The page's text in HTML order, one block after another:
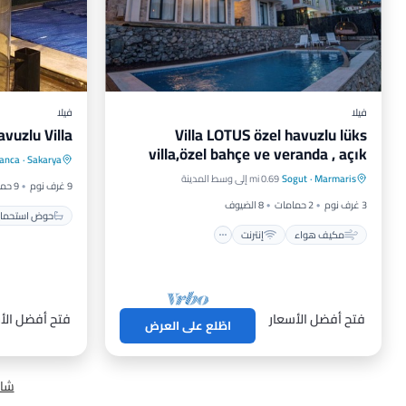
فيلا
Villa LOTUS özel havuzlu lüks
villa,özel bahçe ve veranda , açık
alanda, veranda
Marmaris
·
Sogut0.69 mi إلى وسط المدينة
3 غرف نوم
2 حمامات
8 الضيوف
مكيف هواء
إنترنت
مكيف هواء
إنترنت
مناسب للأطفال
غسيل ملابس
فتح أفضل الأسعار اطّلع على العرض
فيلا
Villa
Sakarya
·
9 غرف نوم
9 حمامات
حوض
حوض
إنترنت
فتح أفضل